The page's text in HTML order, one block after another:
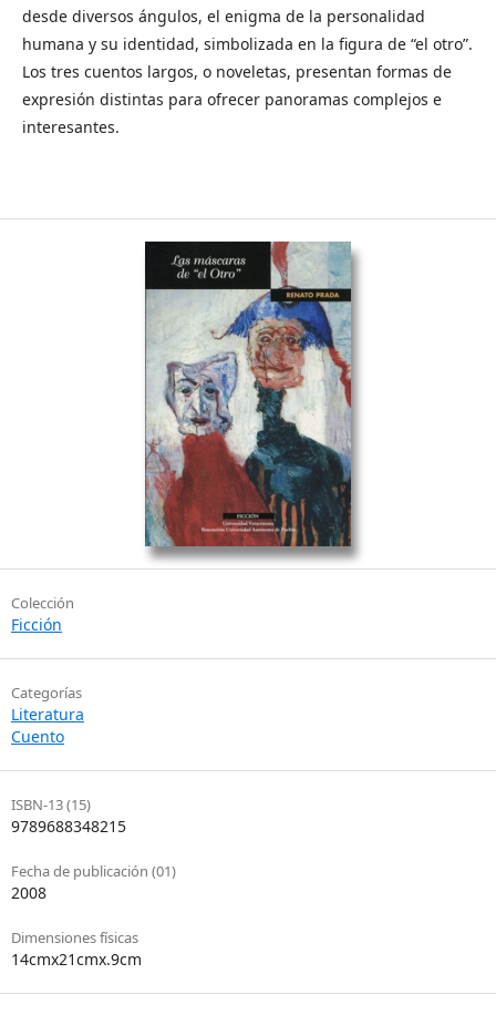
desde diversos ángulos, el enigma de la personalidad
humana y su identidad, simbolizada en la figura de “el otro”.
Los tres cuentos largos, o noveletas, presentan formas de
expresión distintas para ofrecer panoramas complejos e
interesantes.
Colección
Ficción
Categorías
Literatura
Cuento
ISBN-13 (15)
9789688348215
Fecha de publicación (01)
2008
Dimensiones físicas
14cmx21cmx.9cm